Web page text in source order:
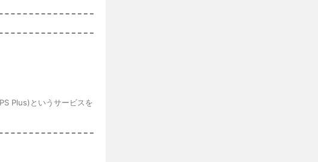
Plus)というサービスを